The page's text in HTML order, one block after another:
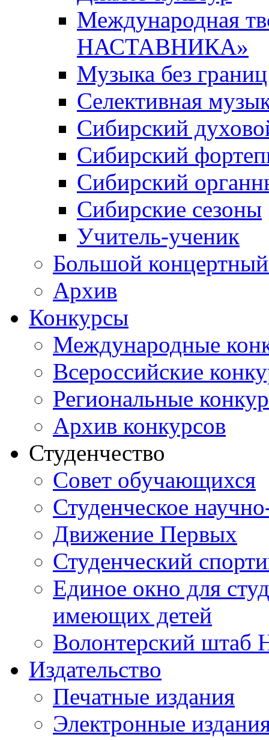
Международная
НАСТАВНИКА»
Музыка без границ
Селективная
Сибирский
Сибирский
Сибирский
Сибирские сезоны
Учитель-ученик
Большой концертный
Архив
Конкурсы
Международные
Всероссийские
Региональные
Архив конкурсов
Студенчество
Совет обучающихся
Студенческое
Движение Первых
Студенческий
Единое окно для
имеющих детей
Волонтерский штаб
Издательство
Печатные издания
Электронные